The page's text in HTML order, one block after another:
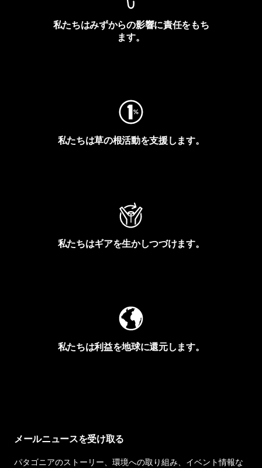
私たちはみずからの影響に責任をもち
ます。
私たちは草の根活動を支援します。
私たちはギアを生かしつづけます。
私たちは利益を地球に還元します。
メールニュースを受け取る
パタゴニアのストーリー、環境への取り組み、イベント情報な